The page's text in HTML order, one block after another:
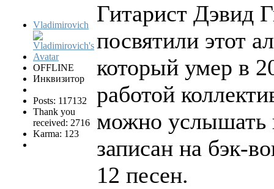
Vladimirovich
OFFLINE
Инквизитор
Posts: 117132
Thank you
received: 2716
Karma: 123
Гитарист Дэвид
посвятили этот
который умер в
работой
можно услышать
записан на бэк-
12 песен.